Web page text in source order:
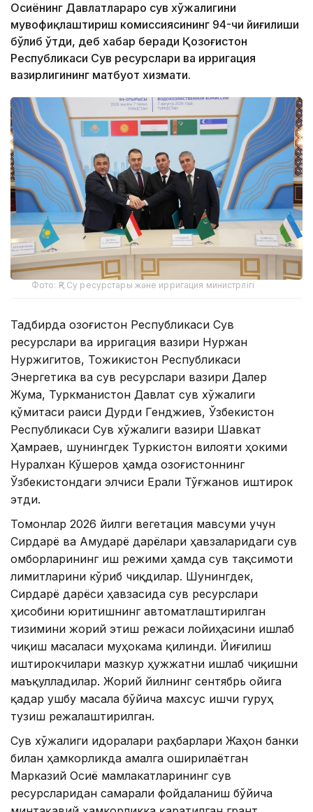
Осиёнинг Давлатлараро сув хўжалигини
мувофиқлаштириш комиссиясининг 94-чи йиғилиши
бўлиб ўтди, деб хабар беради Қозоғистон
Республикаси Сув ресурслари ва ирригация
вазирлигининг матбуот хизмати.
Фото: ҚР Су ресурстары және ирригация министрлігі
Тадбирда Қозоғистон Республикаси Сув
ресурслари ва ирригация вазири Нуржан
Нуржигитов, Тожикистон Республикаси
Энергетика ва сув ресурслари вазири Далер
Жума, Туркманистон Давлат сув хўжалиги
қўмитаси раиси Дурди Генджиев, Ўзбекистон
Республикаси Сув хўжалиги вазири Шавкат
Ҳамраев, шунингдек Туркистон вилояти ҳокими
Нуралхан Кўшеров ҳамда Қозоғистоннинг
Ўзбекистондаги элчиси Ерали Тўғжанов иштирок
этди.
Томонлар 2026 йилги вегетация мавсуми учун
Сирдарё ва Амударё дарёлари ҳавзаларидаги сув
омборларининг иш режими ҳамда сув тақсимоти
лимитларини кўриб чиқдилар. Шунингдек,
Сирдарё дарёси ҳавзасида сув ресурслари
ҳисобини юритишнинг автоматлаштирилган
тизимини жорий этиш режаси лойиҳасини ишлаб
чиқиш масаласи муҳокама қилинди. Йиғилиш
иштирокчилари мазкур ҳужжатни ишлаб чиқишни
маъқулладилар. Жорий йилнинг сентябрь ойига
қадар ушбу масала бўйича махсус ишчи гуруҳ
тузиш режалаштирилган.
Сув хўжалиги идоралари раҳбарлари Жаҳон банки
билан ҳамкорликда амалга оширилаётган
Марказий Осиё мамлакатларининг сув
ресурсларидан самарали фойдаланиш бўйича